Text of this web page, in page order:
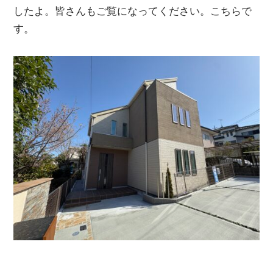
したよ。 皆さんもご覧になってください。こちらで
す。